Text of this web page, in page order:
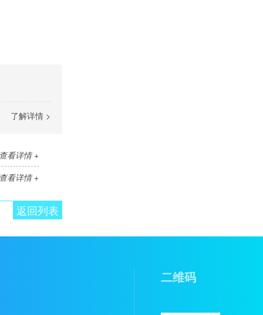
了解详情 >
看详情 +
看详情 +
返回列表
二维码